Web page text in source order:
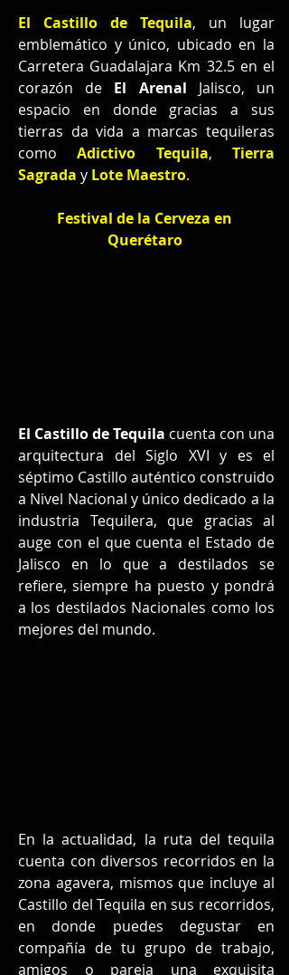
El Castillo de Tequila, un lugar
emblemático y único, ubicado en la
Carretera Guadalajara Km 32.5 en el
corazón de El Arenal Jalisco, un
espacio en donde gracias a sus
tierras da vida a marcas tequileras
como Adictivo Tequila, Tierra
Sagrada y Lote Maestro.
Festival de la Cerveza en
Querétaro
El Castillo de Tequila cuenta con una
arquitectura del Siglo XVI y es el
séptimo Castillo auténtico construido
a Nivel Nacional y único dedicado a la
industria Tequilera, que gracias al
auge con el que cuenta el Estado de
Jalisco en lo que a destilados se
refiere, siempre ha puesto y pondrá
a los destilados Nacionales como los
mejores del mundo.
En la actualidad, la ruta del tequila
cuenta con diversos recorridos en la
zona agavera, mismos que incluye al
Castillo del Tequila en sus recorridos,
en donde puedes degustar en
compañía de tu grupo de trabajo,
amigos o pareja una exquisita